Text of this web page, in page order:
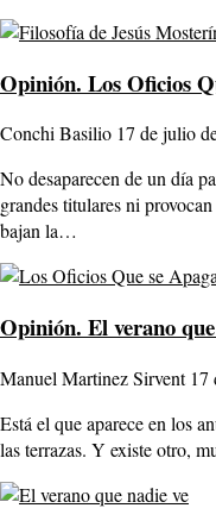
Opinión. Los Oficios
Conchi Basilio 17 de julio
No desaparecen de un día
grandes titulares ni
bajan la…
Opinión. El verano
Manuel Martinez Sirvent 17
Está el que aparece en los
las terrazas. Y existe otro,